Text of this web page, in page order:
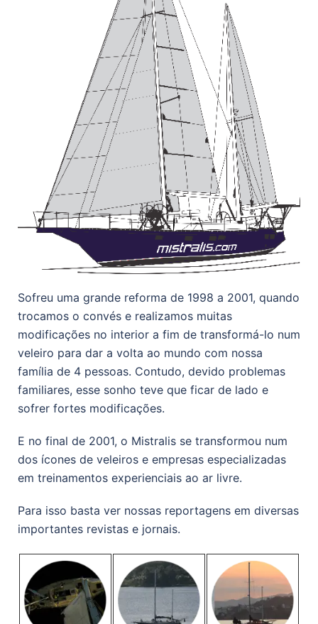
Sofreu uma grande reforma de 1998 a 2001, quando
trocamos o convés e realizamos muitas
modificações no interior a fim de transformá-lo num
veleiro para dar a volta ao mundo com nossa
família de 4 pessoas. Contudo, devido problemas
familiares, esse sonho teve que ficar de lado e
sofrer fortes modificações.
E no final de 2001, o Mistralis se transformou num
dos ícones de veleiros e empresas especializadas
em treinamentos experienciais ao ar livre.
Para isso basta ver nossas reportagens em diversas
importantes revistas e jornais.